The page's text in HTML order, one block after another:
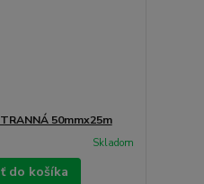
50mmx25m
Skladom
do košíka